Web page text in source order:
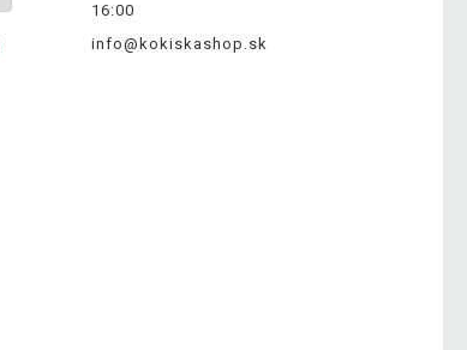
16:00
info@kokiskashop.sk